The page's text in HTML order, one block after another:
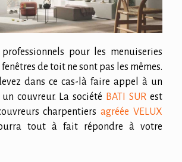
pour les menuiseries
de toit ne sont pas les mêmes.
dans ce cas-là faire appel à un
couvreur. La société BATI SUR est
charpentiersagréée VELUX
tout à fait répondre à votre